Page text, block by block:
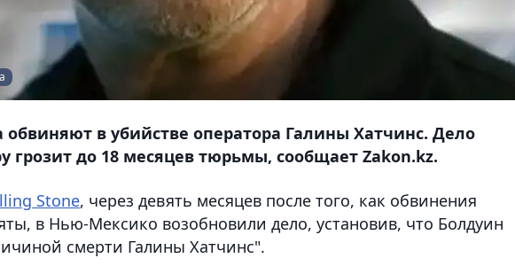
обвиняют в убийстве оператора Галины Хатчинс. Дело
грозит до 18 месяцев тюрьмы, сообщает Zakon.kz.
Stone, через девять месяцев после того, как обвинения
в Нью-Мексико возобновили дело, установив, что Болдуин
смерти Галины Хатчинс".